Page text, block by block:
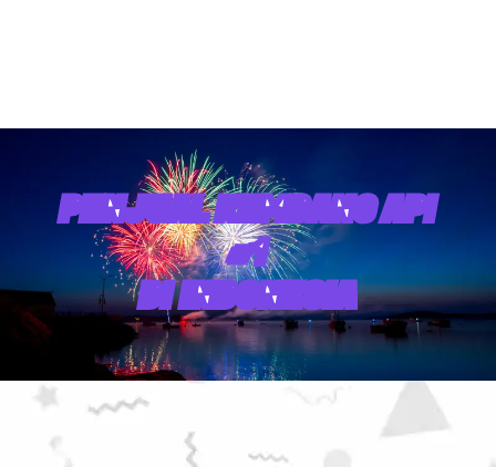
PENJUAL KEMBANG API
#1
DI INDONESIA